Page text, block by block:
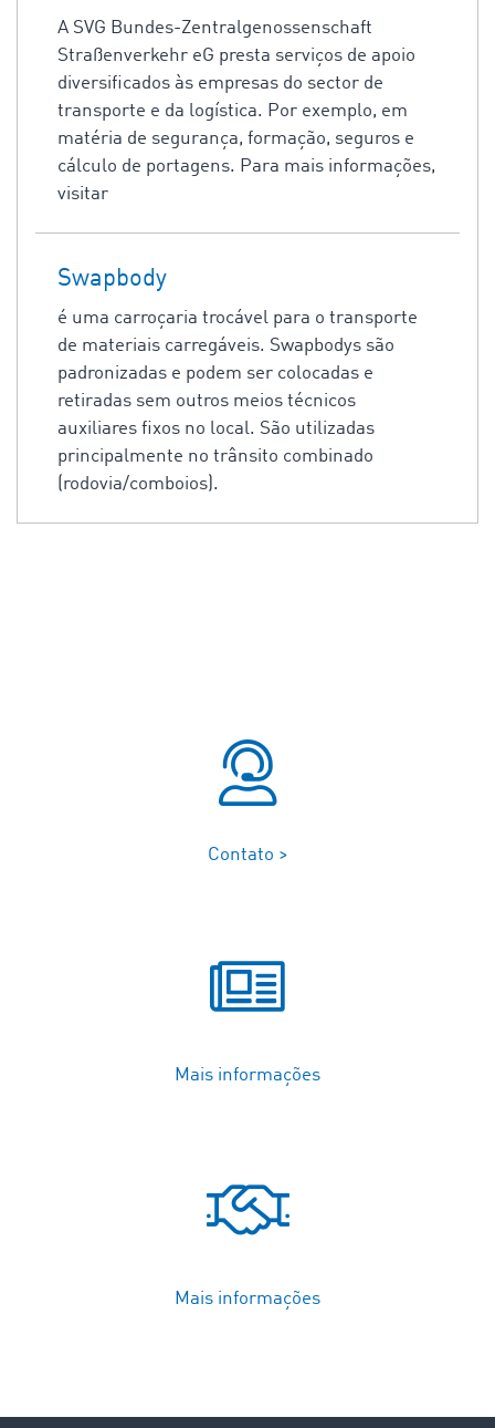
A SVG Bundes-Zentralgenossenschaft
Straßenverkehr eG presta serviços de apoio
diversificados às empresas do sector de
transporte e da logística. Por exemplo, em
matéria de segurança, formação, seguros e
cálculo de portagens. Para mais informações,
visitar
Swapbody
é uma carroçaria trocável para o transporte
de materiais carregáveis. Swapbodys são
padronizadas e podem ser colocadas e
retiradas sem outros meios técnicos
auxiliares fixos no local. São utilizadas
principalmente no trânsito combinado
(rodovia/comboios).
Contato >
Mais informações
Mais informações